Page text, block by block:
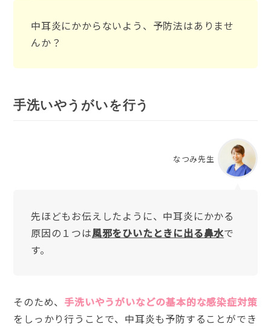
中耳炎にかからないよう、予防法はありませ
んか？
手洗いやうがいを行う
なつみ先生
先ほどもお伝えしたように、中耳炎にかかる
原因の１つは風邪をひいたときに出る鼻水で
す。
そのため、 手洗いやうがいなどの基本的な感染症対策
をしっかり行うことで、中耳炎も予防することができ